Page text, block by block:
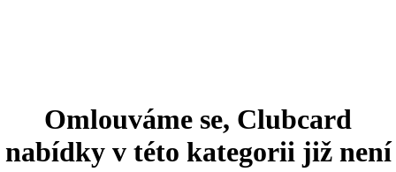
Omlouváme se, Clubcard
nabídky v této kategorii již není